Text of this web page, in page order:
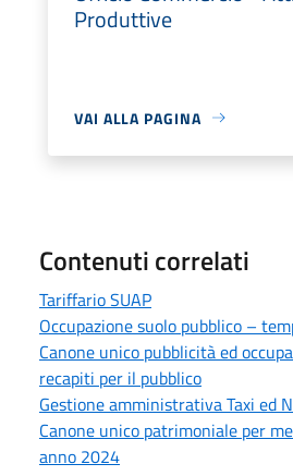
Produttive
VAI ALLA PAGINA
Contenuti correlati
Tariffario SUAP
Occupazione suolo pubblico –
Canone unico pubblicità ed
recapiti per il pubblico
Gestione amministrativa Taxi ed
Canone unico patrimoniale per
anno 2024